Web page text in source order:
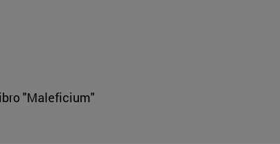
"Maleficium"